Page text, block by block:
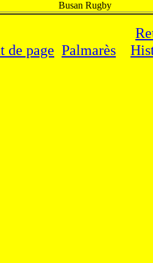
Busan Rugby
de page Palmarès